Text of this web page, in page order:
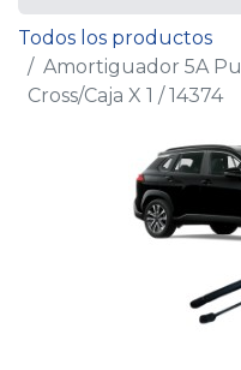
Todos los productos
Amortiguador 5A
Cross/Caja X 1 / 14374